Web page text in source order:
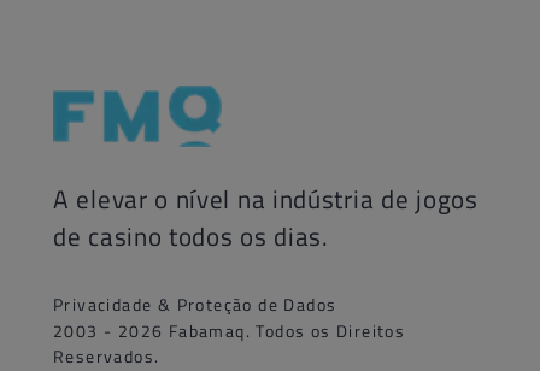
A elevar o nível na indústria de jogos
de casino todos os dias.
Privacidade & Proteção de Dados
2003 - 2026 Fabamaq. Todos os Direitos
Reservados.